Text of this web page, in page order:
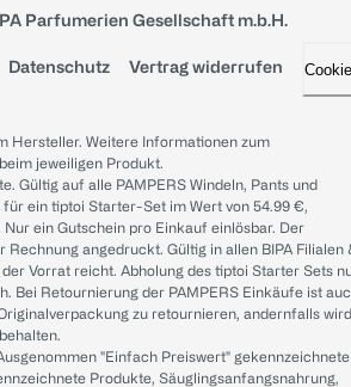
Parfumerien Gesellschaft m.b.H.
Datenschutz Vertrag widerrufen
Hersteller. Weitere Informationen zum
jeweiligen Produkt.
Gültig auf alle PAMPERS Windeln, Pants und
ein tiptoi Starter-Set im Wert von 54.99 €,
Nur ein Gutschein pro Einkauf einlösbar. Der
Rechnung angedruckt. Gültig in allen BIPA Filialen
der Vorrat reicht. Abholung des tiptoi Starter Sets
Bei Retournierung der PAMPERS Einkäufe ist
zu retournieren, andernfalls wird
"Einfach Preiswert" gekennzeichnete
Produkte, Säuglingsanfangsnahrung,